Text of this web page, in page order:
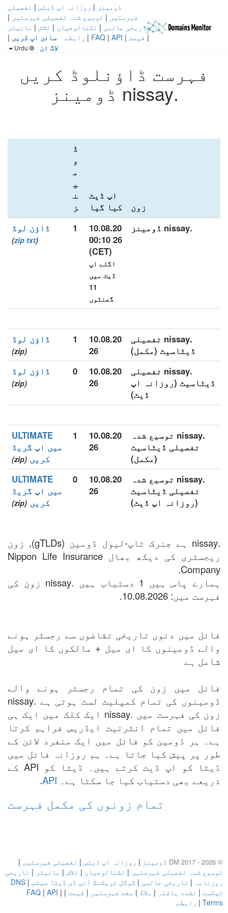
ڈومینز | روزانہ اپ ڈیٹس | تفصیلی
فہرستیں | توسیع شدہ تفصیلی فہرستیں |
تاریخی عالمی | تکنالوجیاں | تلاش | مانیٹر
| قیمت |
FAQ | API
| رابطے سائن اپ کریں |
لاگ ان
فہرست ڈاؤنلوڈ کریں
.nissay ڈومینز
زون
اپ ڈیٹ
کیا گیا
ڈ
و
م
ی
ن
ز
.nissay ڈومینز
10.08.20
26 00:10
(CET)
اگلے اپ
ڈیٹ میں
11
گھنٹوں
1 ڈاؤن لوڈ
(
zip txt
)
.nissay تفصیلی
ڈیٹاسیٹ (مکمل)
10.08.20
26
1 ڈاؤن لوڈ
(zip)
.nissay تفصیلی
ڈیٹاسیٹ (روزانہ اپ
ڈیٹ)
10.08.20
26
0 ڈاؤن لوڈ
(zip)
.nissay توسیع شدہ
تفصیلی ڈیٹاسیٹ
(مکمل)
10.08.20
26
1
ULTIMATE
میں اپ گریڈ
کریں (zip)
.nissay توسیع شدہ
تفصیلی ڈیٹاسیٹ
(روزانہ اپ ڈیٹ)
10.08.20
26
0
ULTIMATE
میں اپ گریڈ
کریں (zip)
.nissay ہے جنرک ٹاپ-لیول ڈومین (gTLDs), زون
ریجسٹری کی دیکھ بھال Nippon Life Insurance
Company.
ہمارے پاس ہیں 1 دستیاب ہیں .nissay زون کی
فہرست میں: 10.08.2026.
فائل میں دنوں تاریخی تقاضوں سے رجسٹر ہونے
والے ڈومینوں کا ای میل + مالکوں کا ای میل
شامل ہے
فائل میں زون کی تمام رجسٹر ہونے والے
ڈومینوں کی تمام کمپلیٹ لسٹ ہوتی ہے .nissay
زون کی فہرست میں .nissay ایک کلک میں ایک ہی
فائل میں تمام انٹرنیٹ ایڈریس فراہم کرتا
ہے۔ ہر ڈومین کو فائل میں ایک منفرد لائن کے
طور پر پیش کیا جاتا ہے۔ ہم روزانہ فائل میں
ڈیٹا کو اپ ڈیٹ کرتے ہیں۔ ڈیٹا کو API کے
ذریعے بھی دستیاب کیا جا سکتا ہے۔ API
.
تمام زونوں کی مکمل فہرست
© DM 2017 - 2026 ڈومینز | روزانہ اپ ڈیٹس | تفصیلی فہرستیں |
توسیع شدہ تفصیلی فہرستیں | تکنالوجیاں | تلاش | مانیٹر | تاریخی
روزنامہ | تاریخی عالمی | گوگل ٹریکنگ آئی ڈی ڈیٹا سیٹس |
DNS
ٹیکسٹ | تشدد یافتہ | بلاگ | مفت فہرستیں | قیمت |
FAQ | API |
Terms
| رابطے